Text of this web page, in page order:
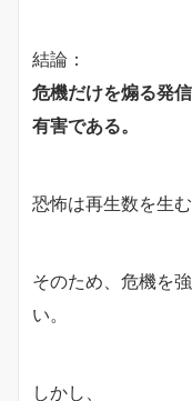
結論：
危機だけを煽る発
有害である。
恐怖は再生数を生む
そのため、危機を
い。
しかし、